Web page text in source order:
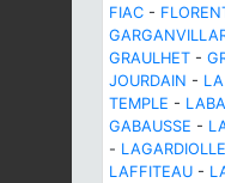
FIAC -
GRAULHET -
JOURDAIN -
TEMPLE -
GABAUSSE -
- LAGARDIOLLE
LAFFITEAU -